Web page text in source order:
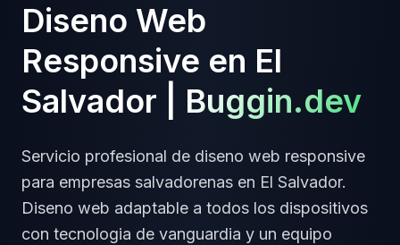
Diseno Web
Responsive en El
Salvador
Buggin.dev
Servicio profesional de diseno web responsive
para empresas salvadorenas en El Salvador.
Diseno web adaptable a todos los dispositivos
con tecnologia de vanguardia y un equipo